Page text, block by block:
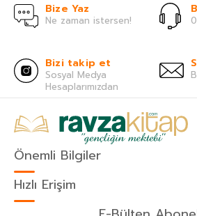
Bize Yaz
Ne zaman istersen!
Bizi takip et
Sosyal Medya
Hesaplarımızdan
Önemli Bilgiler
Hızlı Erişim